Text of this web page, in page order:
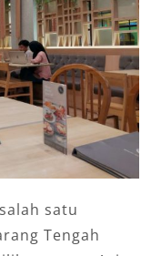
satu
Tengah